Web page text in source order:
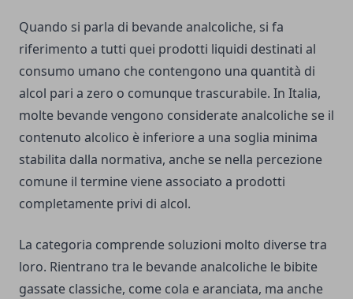
Quando si parla di bevande analcoliche, si fa
riferimento a tutti quei prodotti liquidi destinati al
consumo umano che contengono una quantità di
alcol pari a zero o comunque trascurabile. In Italia,
molte bevande vengono considerate analcoliche se il
contenuto alcolico è inferiore a una soglia minima
stabilita dalla normativa, anche se nella percezione
comune il termine viene associato a prodotti
completamente privi di alcol.
La categoria comprende soluzioni molto diverse tra
loro. Rientrano tra le bevande analcoliche le bibite
gassate classiche, come cola e aranciata, ma anche